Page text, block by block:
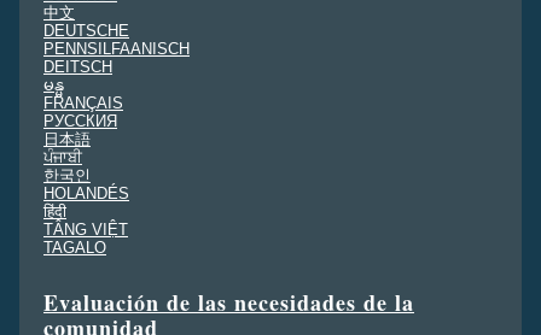
中文
DEUTSCHE
PENNSILFAANISCH
DEITSCH
မန္မ
FRANÇAIS
PУССКИЯ
日本語
ਪੰਜਾਬੀ
한국인
HOLANDÉS
हिंदी
TÂNG VIỆT
TAGALO
Evaluación de las necesidades de la
comunidad